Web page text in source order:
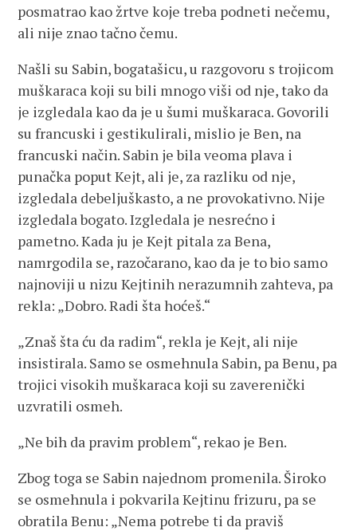
posmatrao kao žrtve koje treba podneti nečemu,
ali nije znao tačno čemu.
Našli su Sabin, bogatašicu, u razgovoru s trojicom
muškaraca koji su bili mnogo viši od nje, tako da
je izgledala kao da je u šumi muškaraca. Govorili
su francuski i gestikulirali, mislio je Ben, na
francuski način. Sabin je bila veoma plava i
punačka poput Kejt, ali je, za razliku od nje,
izgledala debeljuškasto, a ne provokativno. Nije
izgledala bogato. Izgledala je nesrećno i
pametno. Kada ju je Kejt pitala za Bena,
namrgodila se, razočarano, kao da je to bio samo
najnoviji u nizu Kejtinih nerazumnih zahteva, pa
rekla: „Dobro. Radi šta hoćeš.“
„Znaš šta ću da radim“, rekla je Kejt, ali nije
insistirala. Samo se osmehnula Sabin, pa Benu, pa
trojici visokih muškaraca koji su zaverenički
uzvratili osmeh.
„Ne bih da pravim problem“, rekao je Ben.
Zbog toga se Sabin najednom promenila. Široko
se osmehnula i pokvarila Kejtinu frizuru, pa se
obratila Benu: „Nema potrebe ti da praviš